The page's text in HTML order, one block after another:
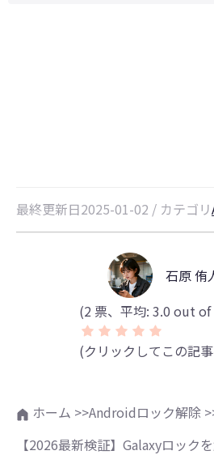
最終更新日2025-01-02 / カテゴリ
石原 侑
(2票、平均: 3.0 out of
(クリックしてこの記
ホーム >>Androidロック解除
【2026最新検証】Galaxyロック